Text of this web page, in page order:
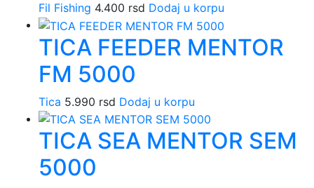
Fil Fishing 4.400 rsd Dodaj u korpu
TICA FEEDER MENTOR
FM 5000
Tica 5.990 rsd Dodaj u korpu
TICA SEA MENTOR SEM
5000